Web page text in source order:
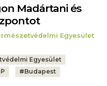
Madártani és
Egyesület
Egyesület
#Budapest